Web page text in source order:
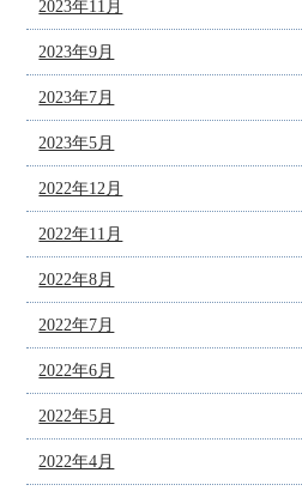
2023年11月
2023年9月
2023年7月
2023年5月
2022年12月
2022年11月
2022年8月
2022年7月
2022年6月
2022年5月
2022年4月